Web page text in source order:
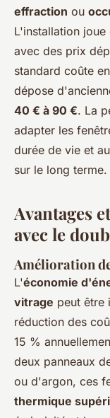
effraction ou
L'installation
avec des prix
standard coûte
dépose
40 € à 90 €. La
adapter les
durée de vie et
sur le long terme.
Avantages
avec le
Amélioration
L'économie
vitrage peut être
réduction des
15 %
deux panneaux
ou d'argon, ces
thermique